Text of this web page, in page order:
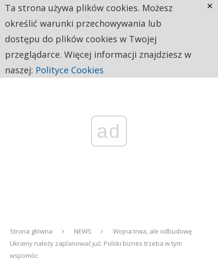
ad
Strona główna NEWS
Wojna trwa, ale odbudowę
Ukrainy należy zaplanować już. Polski biznes trzeba w tym
wspomóc
Ta strona używa plików cookies. Możesz
określić warunki przechowywania lub
dostępu do plików cookies w Twojej
przeglądarce. Więcej informacji znajdziesz w
naszej: Polityce Cookies
×